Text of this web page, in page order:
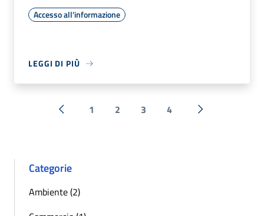
Accesso all'informazione
LEGGI DI PIÙ
« Precedente
1 2 3 4 Successiva »
Categorie
Ambiente (2)